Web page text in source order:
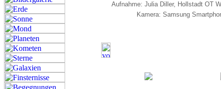
Aufnahme: Julia Diller, Hollstadt OT
Kamera: Samsung